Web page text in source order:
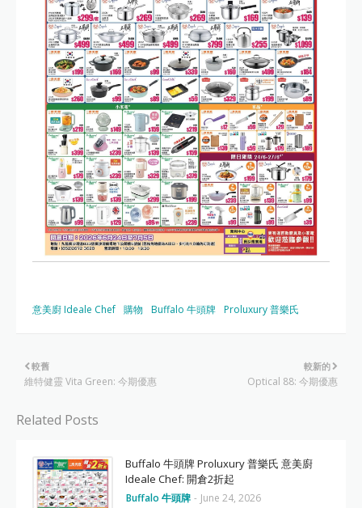
意美廚 Ideale Chef 購物 Buffalo 牛頭牌 Proluxury 普樂氏
較新的
Optical 88: 今期優惠
較舊
維特健靈 Vita Green: 今期優惠
Related Posts
Buffalo 牛頭牌 Proluxury 普樂氏 意美廚
Ideale Chef: 開倉2折起
Buffalo 牛頭牌 - June 24, 2026